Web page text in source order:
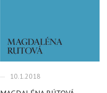
10.1.2018